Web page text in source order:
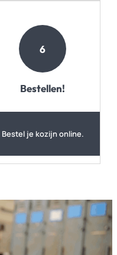
6
Bestellen!
Bestel je kozijn online.